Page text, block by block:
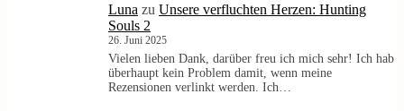
Luna zu Unsere verfluchten Herzen: Hunting
Souls 2
26. Juni 2025
Vielen lieben Dank, darüber freu ich mich sehr! Ich hab
überhaupt kein Problem damit, wenn meine
Rezensionen verlinkt werden. Ich…